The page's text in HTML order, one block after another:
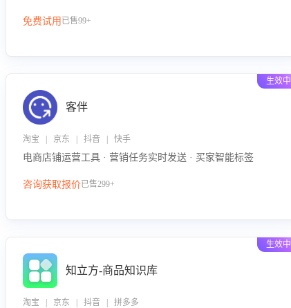
免费试用 已售99+
生效中
客伴
淘宝 | 京东 | 抖音 | 快手
电商店铺运营工具 · 营销任务实时发送 · 买家智能标签
咨询获取报价已售299+
生效中
知立方-商品知识库
淘宝 | 京东 | 抖音 | 拼多多